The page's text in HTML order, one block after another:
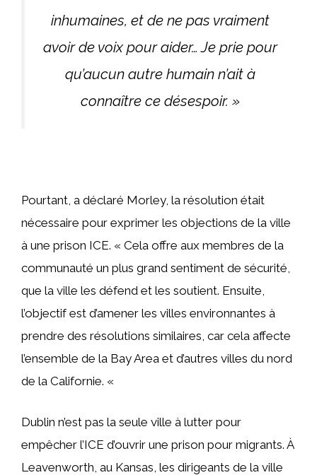
inhumaines, et de ne pas vraiment
avoir de voix pour aider… Je prie pour
qu’aucun autre humain n’ait à
connaître ce désespoir. »
Pourtant, a déclaré Morley, la résolution était
nécessaire pour exprimer les objections de la ville
à une prison ICE. « Cela offre aux membres de la
communauté un plus grand sentiment de sécurité,
que la ville les défend et les soutient. Ensuite,
l’objectif est d’amener les villes environnantes à
prendre des résolutions similaires, car cela affecte
l’ensemble de la Bay Area et d’autres villes du nord
de la Californie. «
Dublin n’est pas la seule ville à lutter pour
empêcher l’ICE d’ouvrir une prison pour migrants. À
Leavenworth, au Kansas, les dirigeants de la ville